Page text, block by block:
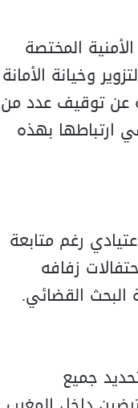
المختصة
وخيانة الأمانة
عن توقيف عدد من
ارتباطها بهذه
رغم متابعة
زفافه
القضائي.
جميع